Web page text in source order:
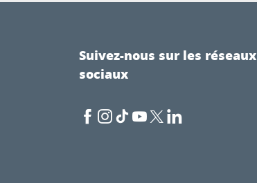
Suivez-nous sur les réseaux
sociaux